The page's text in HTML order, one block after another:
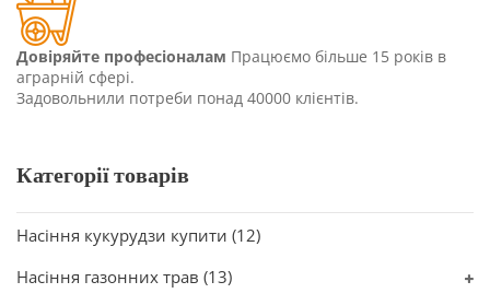
Довіряйте професіоналам Працюємо більше 15 років в
аграрній сфері.
Задовольнили потреби понад 40000 клієнтів.
Категорії товарів
Насіння кукурудзи купити (12)
Насіння газонних трав (13)